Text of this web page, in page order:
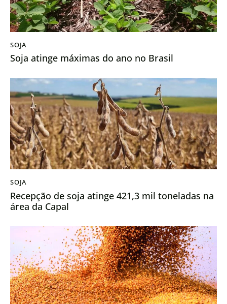
SOJA
Soja atinge máximas do ano no Brasil
SOJA
Recepção de soja atinge 421,3 mil toneladas na
área da Capal